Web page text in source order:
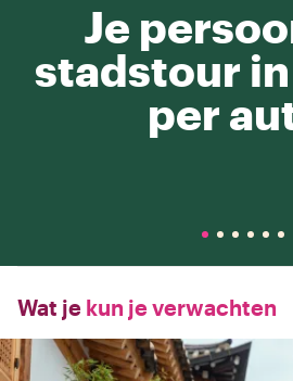
Je
stadstour in
per
Wat je kun je verwachten